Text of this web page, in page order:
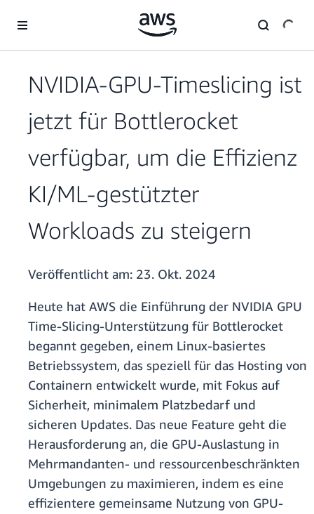
Überspringen zum Hauptinhalt
NVIDIA-GPU-Timeslicing ist
jetzt für Bottlerocket
verfügbar, um die Effizienz
KI/ML-gestützter
Workloads zu steigern
Veröffentlicht am: 23. Okt. 2024
Heute hat AWS die Einführung der NVIDIA GPU
Time-Slicing-Unterstützung für Bottlerocket
begannt gegeben, einem Linux-basiertes
Betriebssystem, das speziell für das Hosting von
Containern entwickelt wurde, mit Fokus auf
Sicherheit, minimalem Platzbedarf und
sicheren Updates. Das neue Feature geht die
Herausforderung an, die GPU-Auslastung in
Mehrmandanten- und ressourcenbeschränkten
Umgebungen zu maximieren, indem es eine
effizientere gemeinsame Nutzung von GPU-